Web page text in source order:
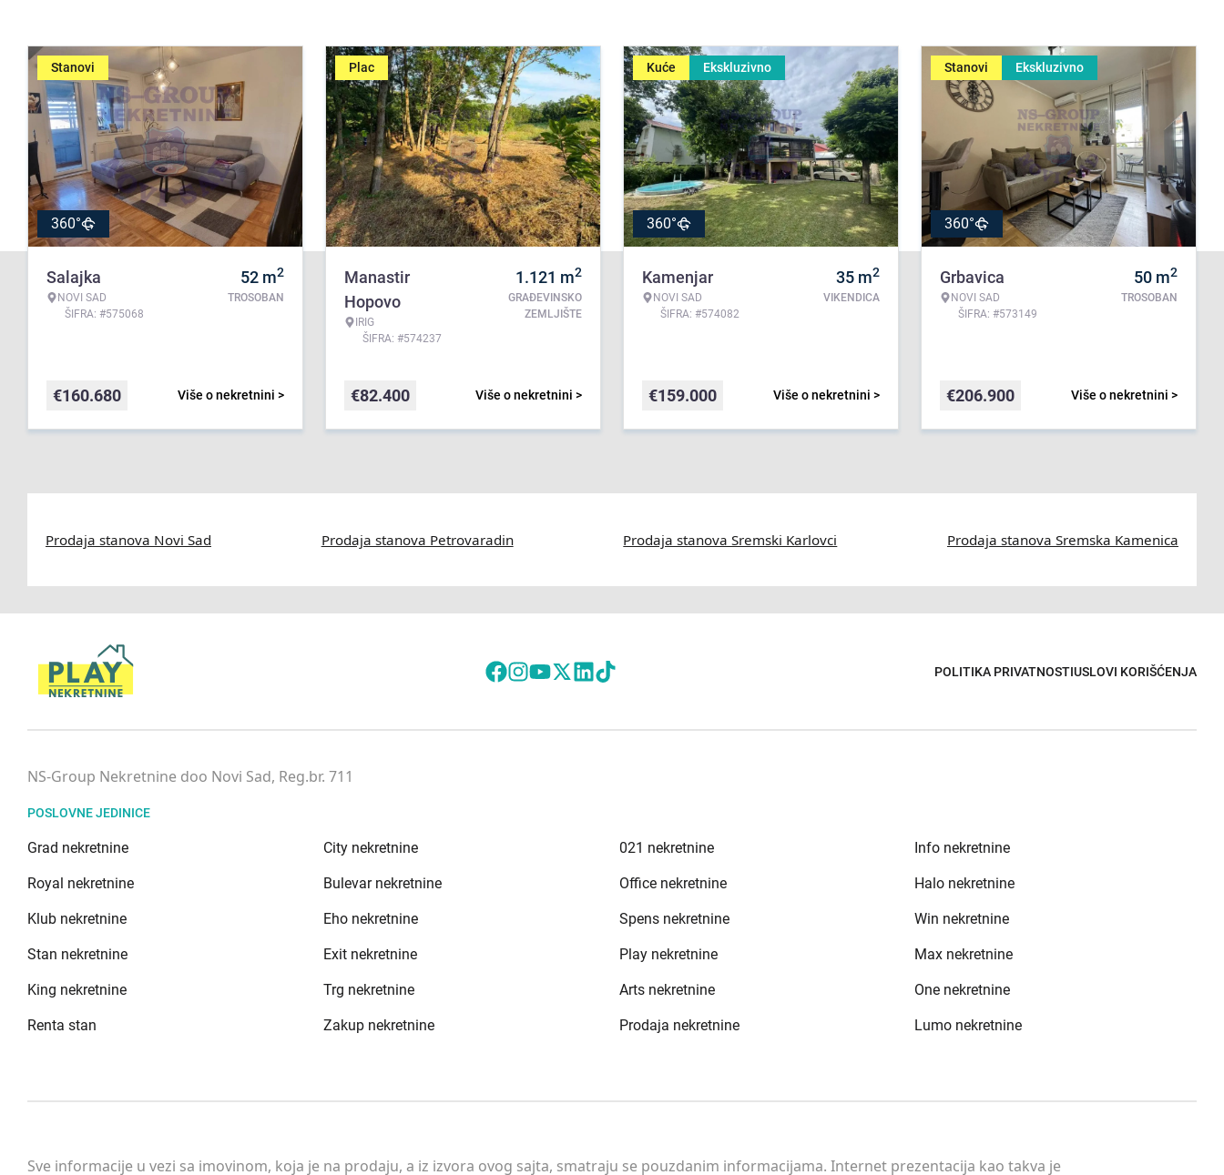
Stanovi
360°
Salajka
NOVI SAD
ŠIFRA: #575068
52 m2
TROSOBAN
Više o nekretnini >
€160.680
Plac
Manastir
Hopovo
IRIG
ŠIFRA: #574237
1.121 m2
GRAĐEVINSKO
ZEMLJIŠTE
Više o nekretnini >
€82.400
Kuće Ekskluzivno
360°
Kamenjar
NOVI SAD
ŠIFRA: #574082
35 m2
VIKENDICA
Više o nekretnini >
€159.000
Stanovi Ekskluzivno
360°
Grbavica
NOVI SAD
ŠIFRA: #573149
50 m2
TROSOBAN
Više o nekretnini >
€206.900
Prodaja stanova Novi Sad Prodaja stanova Petrovaradin Prodaja stanova Sremski Karlovci Prodaja stanova Sremska Kamenica
POLITIKA PRIVATNOSTIUSLOVI KORIŠĆENJA
Sve informacije u vezi sa imovinom, koja je na prodaju, a iz izvora ovog sajta, smatraju se pouzdanim informacijama. Internet prezentacija kao takva je
NS-Group Nekretnine doo Novi Sad, Reg.br. 711
POSLOVNE JEDINICE
Grad nekretnine City nekretnine 021 nekretnine Info nekretnine
Royal nekretnine Bulevar nekretnine Office nekretnine Halo nekretnine
Klub nekretnine Eho nekretnine Spens nekretnine Win nekretnine
Stan nekretnine Exit nekretnine Play nekretnine Max nekretnine
King nekretnine Trg nekretnine Arts nekretnine One nekretnine
Renta stan Zakup nekretnine Prodaja nekretnine Lumo nekretnine